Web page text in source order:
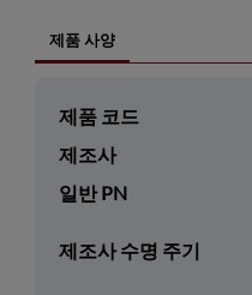
제품 사양
제품 코드
제조사
일반 PN
제조사 수명 주기